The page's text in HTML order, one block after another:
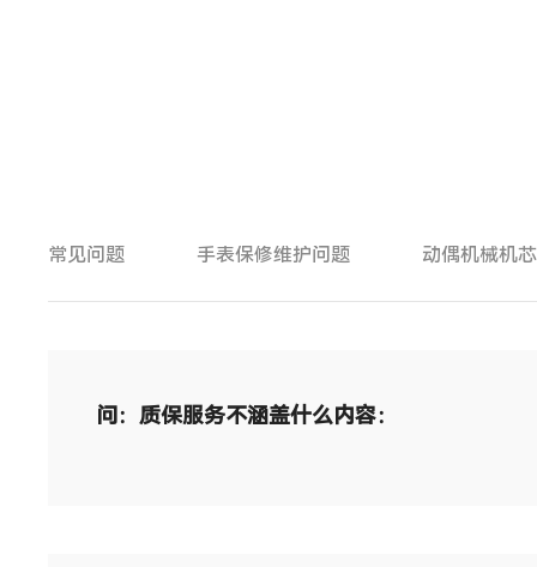
常见问题 手表保修维护问题 动偶机械机
问：质保服务不涵盖什么内容：